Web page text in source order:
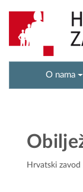
O nama
Hrvatski